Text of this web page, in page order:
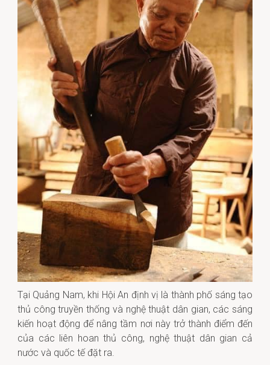
Tại Quảng Nam, khi Hội An định vị là thành phố sáng tạo
thủ công truyền thống và nghệ thuật dân gian, các sáng
kiến hoạt động để nâng tầm nơi này trở thành điểm đến
của các liên hoan thủ công, nghệ thuật dân gian cả
nước và quốc tế đặt ra.